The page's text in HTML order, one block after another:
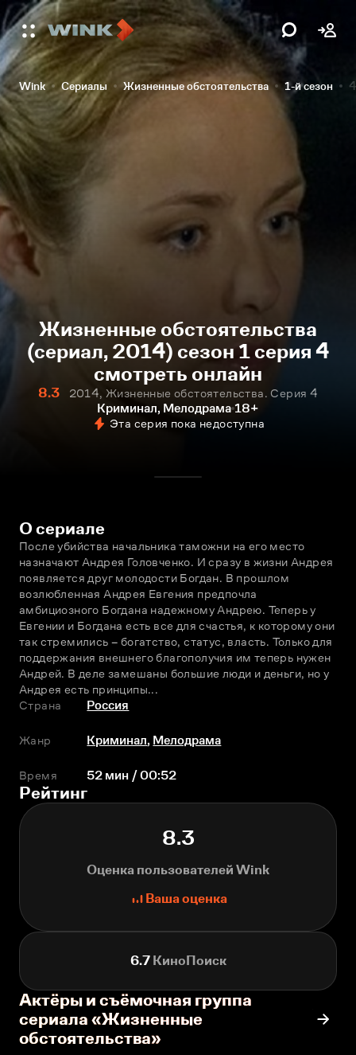
Wink Сериалы Жизненные обстоятельства 1-й сезон
Жизненные обстоятельства
(сериал, 2014) сезон 1 серия 4
смотреть онлайн
8.3
2014, Жизненные обстоятельства. Серия 4
Криминал, Мелодрама 18+
Эта серия пока недоступна
О сериале
После убийства начальника таможни на его место
назначают Андрея Головченко. И сразу в жизни Андрея
появляется друг молодости Богдан. В прошлом
возлюбленная Андрея Евгения предпочла
амбициозного Богдана надежному Андрею. Теперь у
Евгении и Богдана есть все для счастья, к которому они
так стремились – богатство, статус, власть. Только для
поддержания внешнего благополучия им теперь нужен
Андрей. В деле замешаны большие люди и деньги, но у
Андрея есть принципы...
Страна
Россия
Жанр Криминал, Мелодрама
Время 52 мин / 00:52
Рейтинг
8.3
Оценка пользователей Wink
Ваша оценка
6.7КиноПоиск
Актёры и съёмочная группа
сериала «Жизненные
обстоятельства»